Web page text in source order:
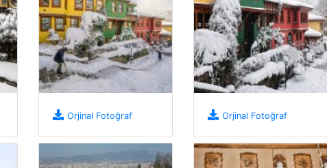
Orjinal Fotoğraf Orjinal Fotoğraf